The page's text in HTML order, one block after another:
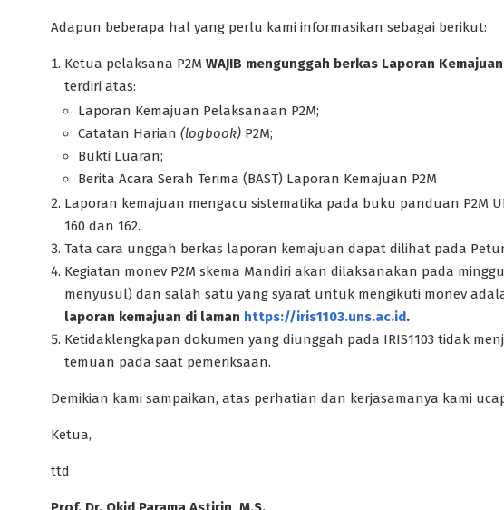
Adapun beberapa hal yang perlu kami informasikan sebagai berikut:
Ketua pelaksana P2M WAJIB mengunggah berkas Laporan Kemajuan
terdiri atas:
Laporan Kemajuan Pelaksanaan P2M;
Catatan Harian (logbook) P2M;
Bukti Luaran;
Berita Acara Serah Terima (BAST) Laporan Kemajuan P2M
Laporan kemajuan mengacu sistematika pada buku panduan P2M
160 dan 162.
Tata cara unggah berkas laporan kemajuan dapat dilihat pada
Kegiatan monev P2M skema Mandiri akan dilaksanakan pada minggu
menyusul) dan salah satu yang syarat untuk mengikuti monev
laporan kemajuan di laman https://iris1103.uns.ac.id.
Ketidaklengkapan dokumen yang diunggah pada IRIS1103 tidak
temuan pada saat pemeriksaan.
Demikian kami sampaikan, atas perhatian dan kerjasamanya kami
Ketua,
ttd